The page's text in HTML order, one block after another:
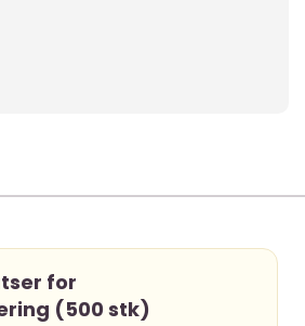
for
(500 stk)